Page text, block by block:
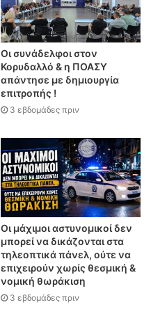
Οι συνάδελφοι στον
Κορυδαλλό & η ΠΟΑΣΥ
απάντησε με δημιουργία
επιτροπής !
3 εβδομάδες πριν
Οι μάχιμοι αστυνομικοί δεν
μπορεί να δικάζονται στα
τηλεοπτικά πάνελ, ούτε να
επιχειρούν χωρίς θεσμική &
νομική θωράκιση
3 εβδομάδες πριν